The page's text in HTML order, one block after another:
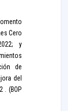
Cero
y
de
del
. (BOP